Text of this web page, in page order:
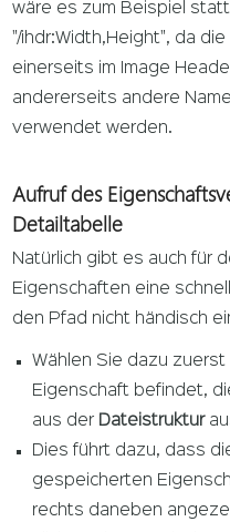
wäre es zum Beispiel
"/ihdr:Width,Height", da
einerseits im Image
andererseits andere
verwendet werden.
Aufruf des
Detailtabelle
Natürlich gibt es auch für
Eigenschaften eine
den Pfad nicht händisch
Wählen Sie dazu
Eigenschaft befindet,
aus der Dateistruktur
Dies führt dazu, dass
gespeicherten
rechts daneben